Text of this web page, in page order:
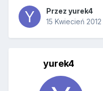
Przez yurek4
15 Kwiecień 2012
yurek4